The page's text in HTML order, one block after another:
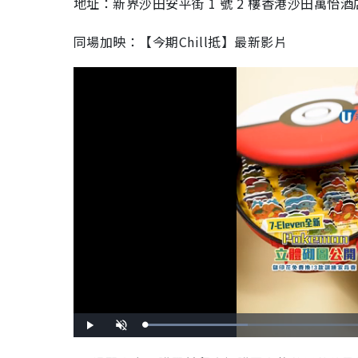
同場加映：【今期Chill抵】最新影片
l
n
L